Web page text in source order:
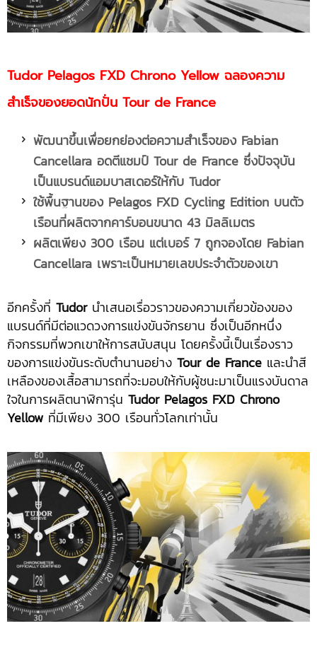
Tudor Pelagos FXD Chrono Yellow ฉลองความ
สำเร็จของยอดนักปั่น Tour de France
พัฒนาขึ้นเพื่อยกย่องต่อความสำเร็จของ Fabian
Cancellara อดตีแชมป์ Tour de France ซึ่งปัจจุบัน
เป็นแบรนด์แอมบาสเดอร์ให้กับ Tudor
ใช้พื้นฐานของ Pelagos FXD Cycling Edition บนตัว
เรือนที่ผลิตจากคาร์บอนขนาด 43 มิลลิเมตร
ผลิตเพียง 300 เรือน แต่เบอร์ 7 ถูกจองโดย Fabian
Cancellara เพราะเป็นหมายเลขประจำตัวของเขา
อีกครั้งที่ Tudorนำเสนอเรื่อวราวของความเกี่ยวข้องของ
แบรนด์ที่มีต่อแวดวงการแข่งขันจักรยาน ซึ่งเป็นอีกหนึ่ง
กิจกรรมที่พวกเขาให้การสนับสนุน โดยครั้งนี้เป็นเรื่องราว
ของการแข่งขันระดับตำนานอย่าง Tour de France และนำสี
เหลืองของเสื้อสามารถที่จะมอบให้กับผู้ชนะมาเป็นแรงบันดาล
ใจในการผลิตนาฬิการุ่น Tudor Pelagos FXD Chrono
Yellow ที่มีเพียง 300 เรือนทั่วโลกเท่านั้น